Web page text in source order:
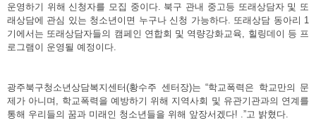
운영하기 위해 신청자를 모집 중이다. 북구 관내 중고등 또래상담자 및 또
래상담에 관심 있는 청소년이면 누구나 신청 가능하다. 또래상담 동아리 1
기에서는 또래상담자들의 캠페인 연합회 및 역량강화교육, 힐링데이 등 프
로그램이 운영될 예정이다.
광주북구청소년상담복지센터(황수주 센터장)는 “학교폭력은 학교만의 문
제가 아니며, 학교폭력을 예방하기 위해 지역사회 및 유관기관과의 연계를
통해 우리들의 꿈과 미래인 청소년들을 위해 앞장서겠다! .”고 밝혔다.